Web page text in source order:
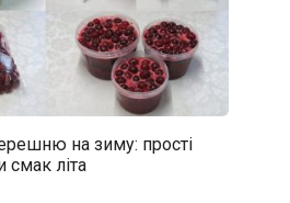
на зиму: прості
смак літа